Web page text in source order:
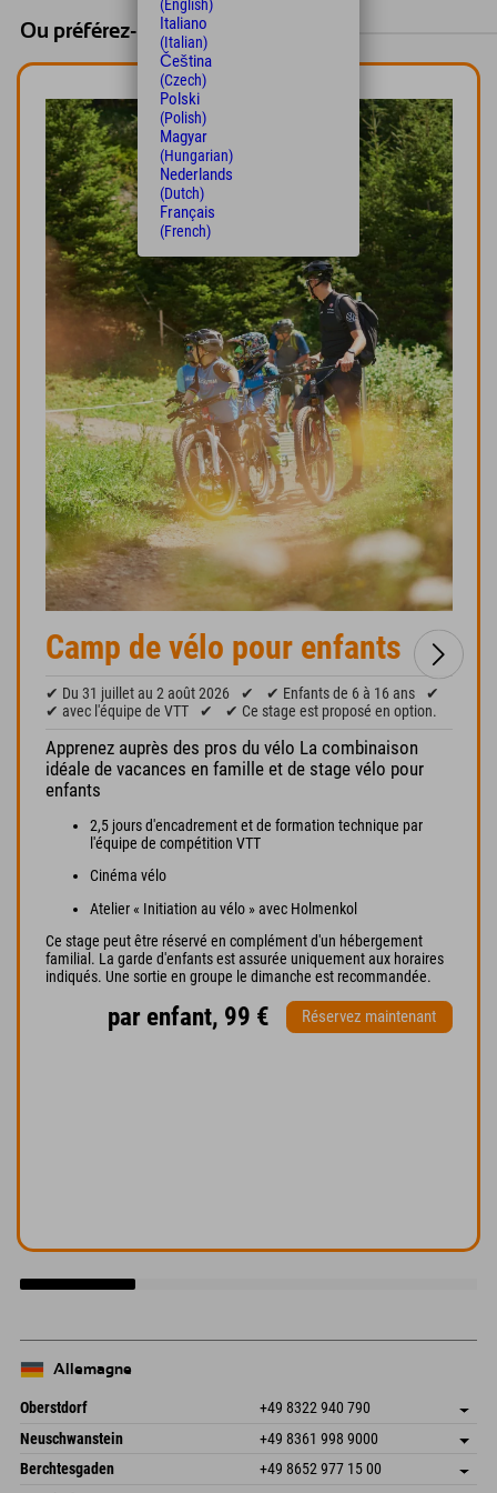
Ou préférez-vous les camps ?
Camp de vélo pour enfants
✔ Du 31 juillet au 2 août 2026 ✔ ✔ Enfants de 6 à 16 ans
✔
✔ avec l'équipe de VTT
✔ ✔ Ce stage est proposé en option.
Apprenez auprès des pros du vélo La combinaison
idéale de vacances en famille et de stage vélo pour
enfants
2,5 jours d'encadrement et de formation technique par
l'équipe de compétition VTT
Cinéma vélo
Atelier « Initiation au vélo » avec Holmenkol
Ce stage peut être réservé en complément d'un hébergement
familial. La garde d'enfants est assurée uniquement aux horaires
indiqués. Une sortie en groupe le dimanche est recommandée.
par enfant, 99 € Réservez maintenant
Allemagne
Oberstdorf +49 8322 940 790
An der Breitach 3
87538 Fischen I. Allgäu
Allemagne
Enregistrer l'adresse
Informations d'arrivée
Réservation
Neuschwanstein +49 8361 998 9000
An der Riese 45
87484 Nesselwang im Allgäu
Enregistrer l'adresse
Berchtesgaden +49 8652 977 15 00
(English)
Italiano
(Italian)
Čeština
(Czech)
Polski
(Polish)
Magyar
(Hungarian)
Nederlands
(Dutch)
Français
(French)